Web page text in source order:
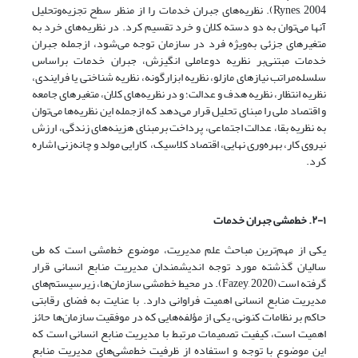
Rynes, 2004). نظریه‌‌‌‌های جبران خدمات را از منظر سطح تجزیه‌وتحلیل
آنها می‌توان به دو دسته کلان و خرد تقسیم‌‌‌‌ کرد. در نظریه‌‌‌‌های خرد به
متغیرهای جزئی به‌ویژه فرد در سازمان توجه می‌شود، ازجمله جبران
خدمات مبتنی‌بر نظریه دوعاملی انگیزش، جبران خدمات براساس
سلسله‌مراتب نیازهای مازلو، نظریه ابزارگونه، نظریه شناختی یا فرایندی،
نظریه انتظار، نظریه هدف و عدالت؛ و در نظریه‌‌‌‌های کلان، متغیرهای جامعه
و اقتصاد ملی را مبنای تحلیل قرار می‌دهد که ازجمله این نظریه‌‌‌‌ها می‌توان
به نظریه بقا، عدالت اجتماعی، پرداخت برمبنای هزینه‌‌‌‌های زندگی، ارزش
نیروی کار، بهره‌‌‌‌وری نهایی، اقتصاد کلاسیک، کارایی مولد و چانه‌زنی اشاره
کرد.
۲-۱. خط‌مشی جبران خدمات
یکی از مهم‌ترین مباحث علم مدیریت، موضوع خط‌‌‌‌مشی است که طی
سالیان گذشته مورد توجه اندیشمندان مدیریت منابع انسانی قرار
گرفته است (Fazey, 2020). در محیط خط‌‌‌‌مشی سازمان‌ها، زیرسیستم‌‌‌‌های
مدیریت منابع انسانی اهمیت فراوانی دارد. با عنایت به فضای رقابتی
حاکم بر نظامات کنونی، یکی از مؤلفه‌هایی که در موفقیت سازمان‌ها حائز
اهمیت است، کیفیت تصمیمات مرتبط با مدیریت منابع انسانی است که
این موضوع با توجه و استفاده از ظرفیت خط‌‌‌‌مشی‌‌‌‌های مدیریت منابع